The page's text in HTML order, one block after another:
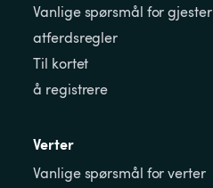
Vanlige spørsmål for gjester
atferdsregler
Til kortet
å registrere
Verter
Vanlige spørsmål for verter